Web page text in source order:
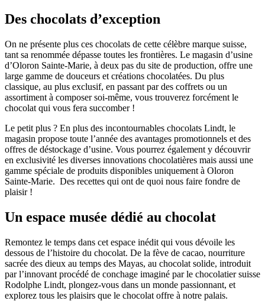
Des chocolats d’exception
On ne présente plus ces chocolats de cette célèbre marque suisse,
tant sa renommée dépasse toutes les frontières. Le magasin d’usine
d’Oloron Sainte-Marie, à deux pas du site de production, offre une
large gamme de douceurs et créations chocolatées. Du plus
classique, au plus exclusif, en passant par des coffrets ou un
assortiment à composer soi-même, vous trouverez forcément le
chocolat qui vous fera succomber !
Le petit plus ? En plus des incontournables chocolats Lindt, le
magasin propose toute l’année des avantages promotionnels et des
offres de déstockage d’usine. Vous pourrez également y découvrir
en exclusivité les diverses innovations chocolatières mais aussi une
gamme spéciale de produits disponibles uniquement à Oloron
Sainte-Marie. Des recettes qui ont de quoi nous faire fondre de
plaisir !
Un espace musée dédié au chocolat
Remontez le temps dans cet espace inédit qui vous dévoile les
dessous de l’histoire du chocolat. De la fève de cacao, nourriture
sacrée des dieux au temps des Mayas, au chocolat solide, introduit
par l’innovant procédé de conchage imaginé par le chocolatier suisse
Rodolphe Lindt, plongez-vous dans un monde passionnant, et
explorez tous les plaisirs que le chocolat offre à notre palais.